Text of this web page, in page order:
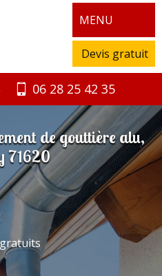
MENU
Devis gratuit
06 28 25 42 35
de gouttière alu,
71620